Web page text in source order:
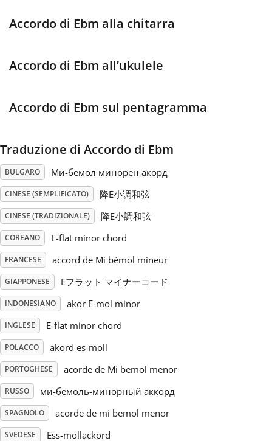
Polski
Português
Русский
Svenska
Tiếng Việt
Türkçe
Українська
简体中文
Accordo di Ebm alla chitarra
Accordo di Ebm all’ukulele
Accordo di Ebm sul pentagramma
Traduzione di Accordo di Ebm
BULGARO Ми-бемол минорен акорд
CINESE (SEMPLIFICATO) 降E小调和弦
CINESE (TRADIZIONALE) 降E小調和弦
COREANO E-flat minor chord
FRANCESE accord de Mi bémol mineur
GIAPPONESE Eフラット マイナーコード
INDONESIANO akor E-mol minor
INGLESE E-flat minor chord
POLACCO akord es-moll
PORTOGHESE acorde de Mi bemol menor
RUSSO ми-бемоль-минорный аккорд
SPAGNOLO acorde de mi bemol menor
SVEDESE Ess-mollackord